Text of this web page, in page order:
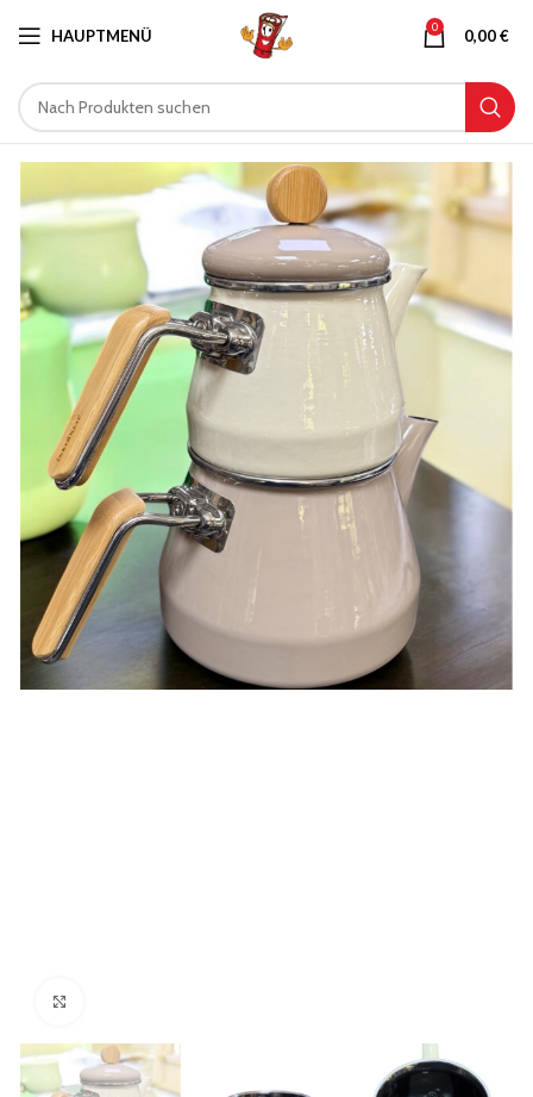
HAUPTMENÜ 0 0,00€